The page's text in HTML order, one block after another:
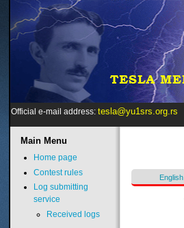
Official e-mail address: tesla@yu1srs.org.rs
English
MainMenu
Home page
Contest rules
Log submitting
service
Received logs